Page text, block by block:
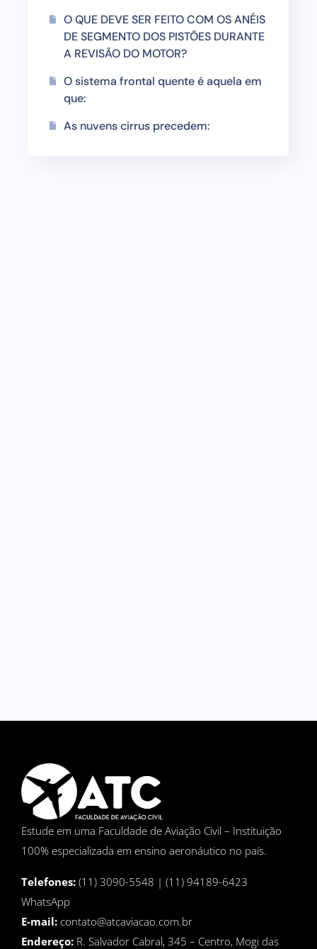
O QUE DEVE SER FEITO COM OS ANÉIS
DE SEGMENTO DOS PISTÕES DURANTE
A REVISÃO DO MOTOR?
O sistema frontal quente é aquela em
que:
As nuvens cirrus precedem:
Estude em uma Faculdade de Aviação Civil – Instituição
100% especializada em ensino aeronáutico no país.
Telefones: (11) 3090-5548 | (11) 94189-6423
WhatsApp
E-mail: contato@atcaviacao.com.br
Endereço: R. Salvador Cabral, 345 – Centro, Mogi das